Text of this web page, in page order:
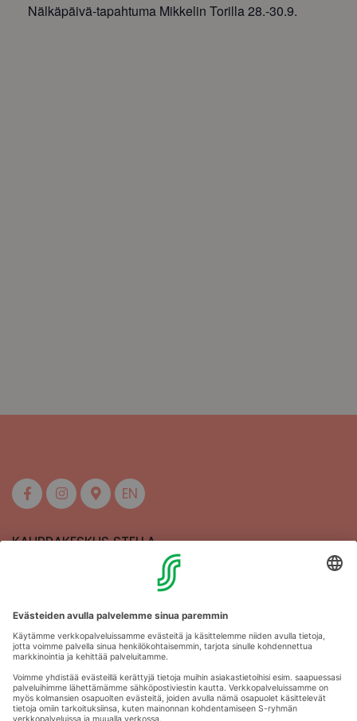
Nälkäpäivä-tapahtuma Mikkelin Torilla 28.-30.9.
EN
KAUPPAKESKUS STELLA
Aukioloajat
Anna palautetta
Kartat
Stellan esittely